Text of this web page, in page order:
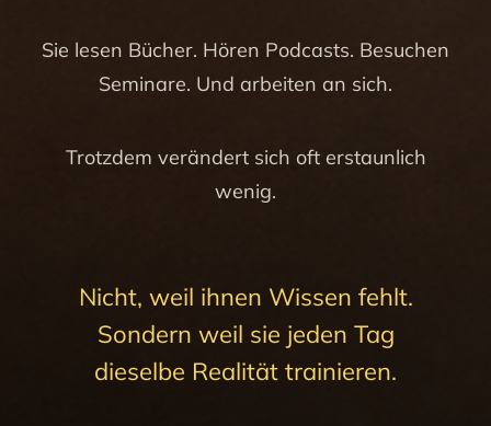
Sie lesen Bücher. Hören Podcasts. Besuchen
Seminare. Und arbeiten an sich.
Trotzdem verändert sich oft erstaunlich
wenig.
Nicht, weil ihnen Wissen fehlt.
Sondern weil sie jeden Tag
dieselbe Realität trainieren.